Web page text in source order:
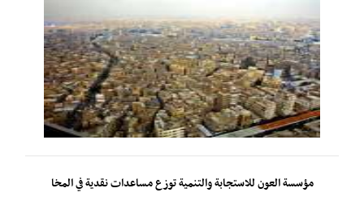
مؤسسة العون للاستجابة والتنمية توزع مساعدات نقدية في المخا